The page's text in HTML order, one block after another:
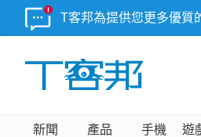
T客邦為提供您更多優質
新聞 產品 手機 遊